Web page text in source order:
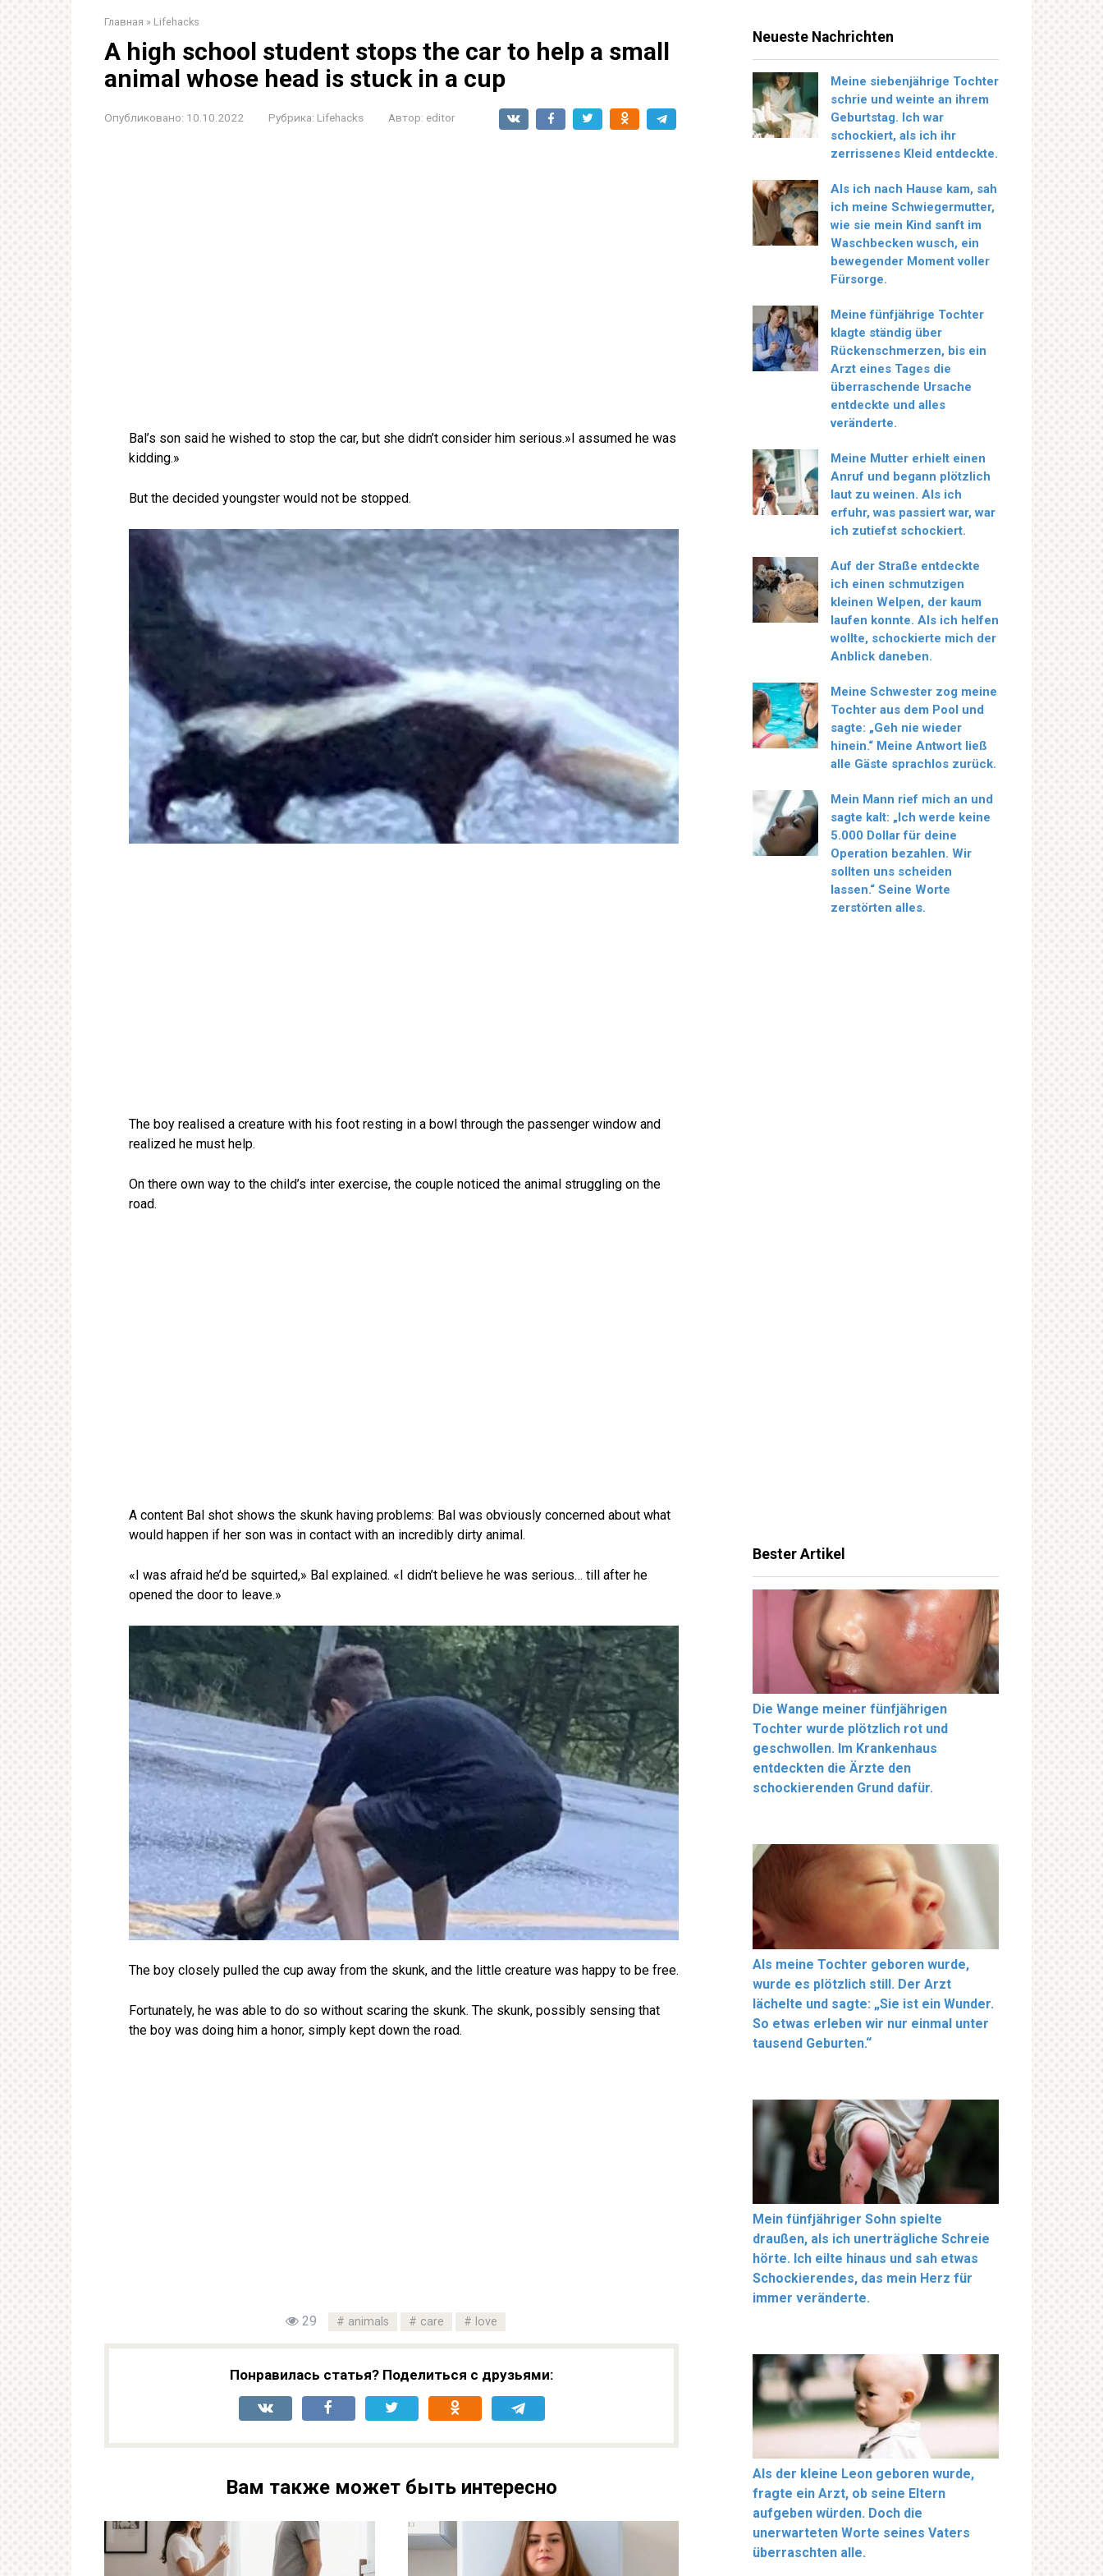
Главная » Lifehacks
A high school student stops the car to help a small
animal whose head is stuck in a cup
Опубликовано: 10.10.2022 Рубрика: Lifehacks Автор: editor
Bal’s son said he wished to stop the car, but she didn’t consider him serious.»I assumed he was
kidding.»
But the decided youngster would not be stopped.
The boy realised a creature with his foot resting in a bowl through the passenger window and
realized he must help.
On there own way to the child’s inter exercise, the couple noticed the animal struggling on the
road.
A content Bal shot shows the skunk having problems: Bal was obviously concerned about what
would happen if her son was in contact with an incredibly dirty animal.
«I was afraid he’d be squirted,» Bal explained. «I didn’t believe he was serious… till after he
opened the door to leave.»
The boy closely pulled the cup away from the skunk, and the little creature was happy to be free.
Fortunately, he was able to do so without scaring the skunk. The skunk, possibly sensing that
the boy was doing him a honor, simply kept down the road.
29 animals care love
Понравилась статья? Поделиться с друзьями:
Вам также может быть интересно
Neueste Nachrichten
Meine siebenjährige Tochter
schrie und weinte an ihrem
Geburtstag. Ich war
schockiert, als ich ihr
zerrissenes Kleid entdeckte.
Als ich nach Hause kam, sah
ich meine Schwiegermutter,
wie sie mein Kind sanft im
Waschbecken wusch, ein
bewegender Moment voller
Fürsorge.
Meine fünfjährige Tochter
klagte ständig über
Rückenschmerzen, bis ein
Arzt eines Tages die
überraschende Ursache
entdeckte und alles
veränderte.
Meine Mutter erhielt einen
Anruf und begann plötzlich
laut zu weinen. Als ich
erfuhr, was passiert war, war
ich zutiefst schockiert.
Auf der Straße entdeckte
ich einen schmutzigen
kleinen Welpen, der kaum
laufen konnte. Als ich helfen
wollte, schockierte mich der
Anblick daneben.
Meine Schwester zog meine
Tochter aus dem Pool und
sagte: „Geh nie wieder
hinein.“ Meine Antwort ließ
alle Gäste sprachlos zurück.
Mein Mann rief mich an und
sagte kalt: „Ich werde keine
5.000 Dollar für deine
Operation bezahlen. Wir
sollten uns scheiden
lassen.“ Seine Worte
zerstörten alles.
Bester Artikel
Die Wange meiner fünfjährigen
Tochter wurde plötzlich rot und
geschwollen. Im Krankenhaus
entdeckten die Ärzte den
schockierenden Grund dafür.
Als meine Tochter geboren wurde,
wurde es plötzlich still. Der Arzt
lächelte und sagte: „Sie ist ein Wunder.
So etwas erleben wir nur einmal unter
tausend Geburten.“
Mein fünfjähriger Sohn spielte
draußen, als ich unerträgliche Schreie
hörte. Ich eilte hinaus und sah etwas
Schockierendes, das mein Herz für
immer veränderte.
Als der kleine Leon geboren wurde,
fragte ein Arzt, ob seine Eltern
aufgeben würden. Doch die
unerwarteten Worte seines Vaters
überraschten alle.